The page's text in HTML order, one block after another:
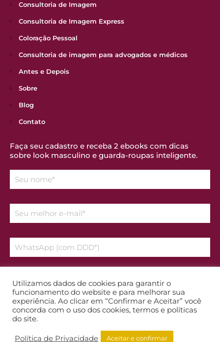
Consultoria de Imagem
Consultoria de Imagem Express
Coloração Pessoal
Consultoria de imagem para advogados e médicos
Antes e Depois
Sobre
Blog
Contato
Faça seu cadastro e receba 2 ebooks com dicas
sobre look masculino e guarda-roupas inteligente.
Declaro que aceito os temos daPolítica de Privacidade
Enviar
TODOS OS DIREITOS RESERVADOS A RENATA TOMAGNINI© SITE
Utilizamos dados de cookies para garantir o
funcionamento do website e para melhorar sua
experiência. Ao clicar em “Confirmar e Aceitar” você
concorda com o uso dos cookies, termos e políticas
do site.
Política de Privacidade Aceitar e confirmar